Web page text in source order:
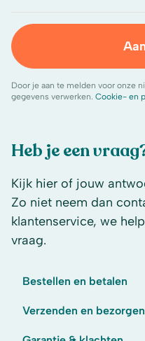
Heb je een
Kijk hier of jouw
Zo niet neem dan
klantenservice, we
vraag.
Bestellen en betalen
Verzenden en bezorgen
Door je aan te melden voor onze
gegevens verwerken. Cookie- en